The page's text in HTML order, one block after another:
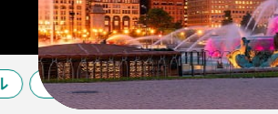
夏休み特集 シルバーウィ